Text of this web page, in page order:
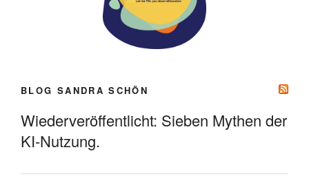
BLOG SANDRA SCHÖN
Wiederveröffentlicht: Sieben Mythen der
KI-Nutzung.